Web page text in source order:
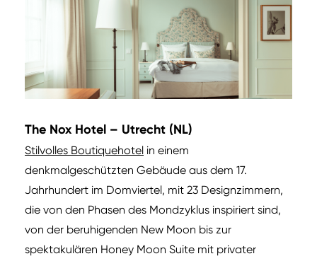
The Nox Hotel – Utrecht (NL)
Stilvolles Boutiquehotel in einem
denkmalgeschützten Gebäude aus dem 17.
Jahrhundert im Domviertel, mit 23 Designzimmern,
die von den Phasen des Mondzyklus inspiriert sind,
von der beruhigenden New Moon bis zur
spektakulären Honey Moon Suite mit privater